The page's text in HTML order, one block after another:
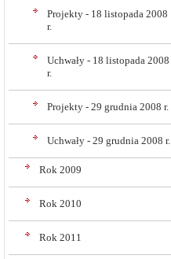
Projekty - 18 listopada 2008
r.
Uchwały - 18 listopada 2008
r.
Projekty - 29 grudnia 2008 r.
Uchwały - 29 grudnia 2008 r.
Rok 2009
Rok 2010
Rok 2011